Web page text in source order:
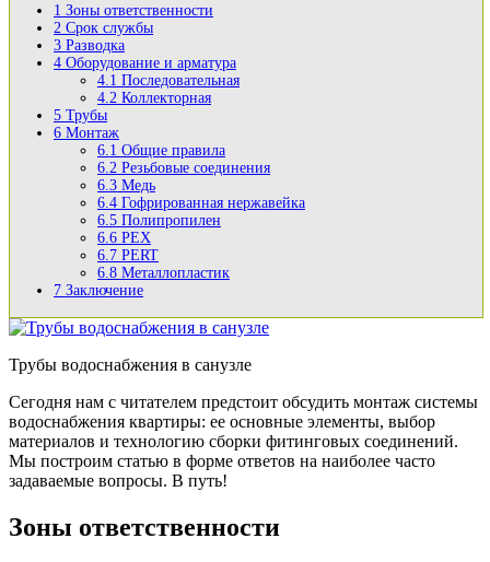
1 Зоны ответственности
2 Срок службы
3 Разводка
4 Оборудование и арматура
4.1 Последовательная
4.2 Коллекторная
5 Трубы
6 Монтаж
6.1 Общие правила
6.2 Резьбовые соединения
6.3 Медь
6.4 Гофрированная нержавейка
6.5 Полипропилен
6.6 PEX
6.7 PERT
6.8 Металлопластик
7 Заключение
Трубы водоснабжения в санузле
Сегодня нам с читателем предстоит обсудить монтаж системы
водоснабжения квартиры: ее основные элементы, выбор
материалов и технологию сборки фитинговых соединений.
Мы построим статью в форме ответов на наиболее часто
задаваемые вопросы. В путь!
Зоны ответственности